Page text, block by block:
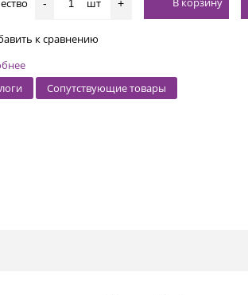
- +
к сравнению
Сопутствующие товары